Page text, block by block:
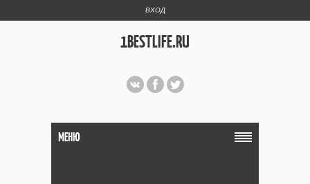
ВХОД
1BESTLIFE.RU
МЕНЮ